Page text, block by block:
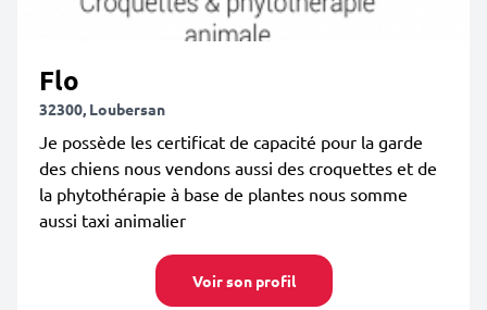
Flo
32300, Loubersan
Je possède les certificat de capacité pour la garde
des chiens nous vendons aussi des croquettes et de
la phytothérapie à base de plantes nous somme
aussi taxi animalier
Voir son profil